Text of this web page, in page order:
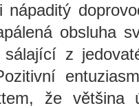
obsluha
sálající z
že většina